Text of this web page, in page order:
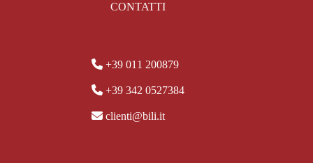
CONTATTI
+39 011 200879
+39 342 0527384
clienti@bili.it